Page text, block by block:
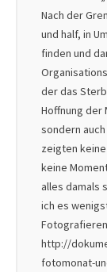
Nach der
und half, in
finden und
der das
Hoffnung der
sondern
zeigten
keine
alles damals
ich es
http://
fotomonat-